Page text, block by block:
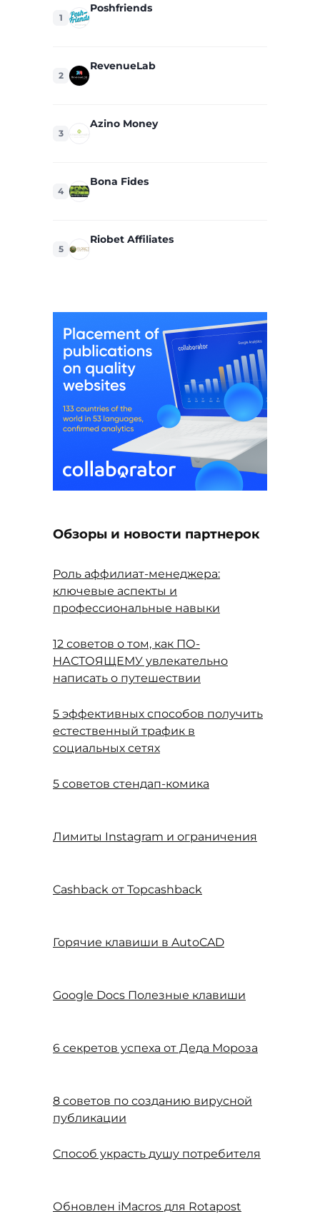
1
Poshfriends
2
RevenueLab
3
Azino Money
4
Bona Fides
5
Riobet Affiliates
Обзоры и новости партнерок
Роль аффилиат-менеджера:
ключевые аспекты и
профессиональные навыки
12 советов о том, как ПО-
НАСТОЯЩЕМУ увлекательно
написать о путешествии
5 эффективных способов получить
естественный трафик в
социальных сетях
5 советов стендап-комика
Лимиты Instagram и ограничения
Cashback от Topcashback
Горячие клавиши в AutoCAD
Google Docs Полезные клавиши
6 секретов успеха от Деда Мороза
8 советов по созданию вирусной
публикации
Cпособ украсть душу потребителя
Обновлен iMacros для Rotapost